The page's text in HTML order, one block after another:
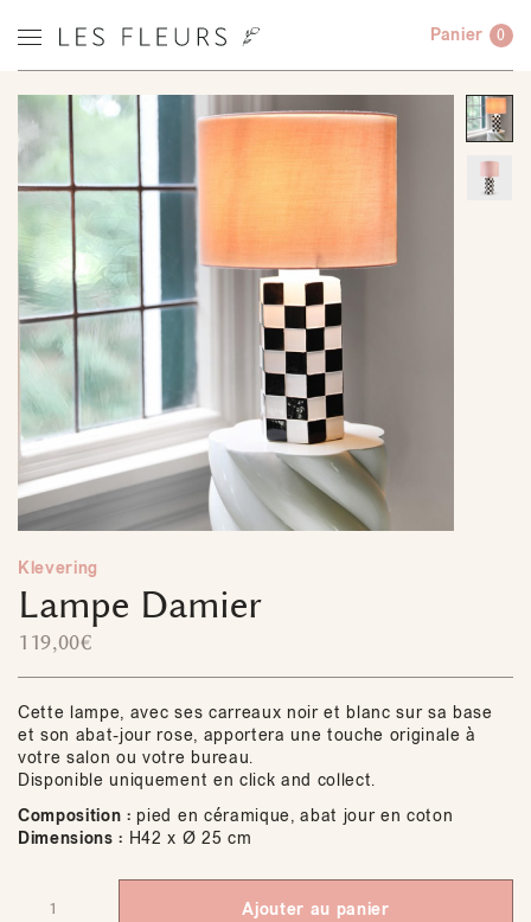
Panier 0
Klevering
Lampe Damier
119,00€
Cette lampe, avec ses carreaux noir et blanc sur sa base
et son abat-jour rose, apportera une touche originale à
votre salon ou votre bureau.
Disponible uniquement en click and collect.
Composition : pied en céramique, abat jour en coton
Dimensions : H42 x Ø 25 cm
Ajouter au panier